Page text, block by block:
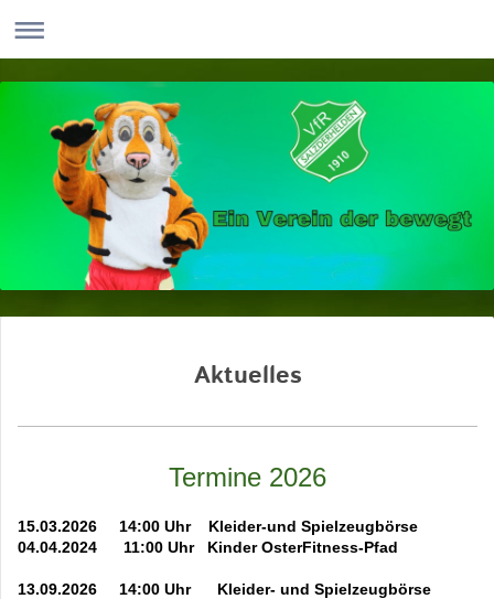
Aktuelles
Termine 2026
15.03.2026 14:00 Uhr Kleider-und Spielzeugbörse
04.04.2024 11:00 Uhr Kinder OsterFitness-Pfad
13.09.2026 14:00 Uhr Kleider- und Spielzeugbörse